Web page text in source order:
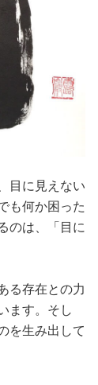
目に見えない
も何か困った
のは、「目に
る存在との力
ます。そし
を生み出して